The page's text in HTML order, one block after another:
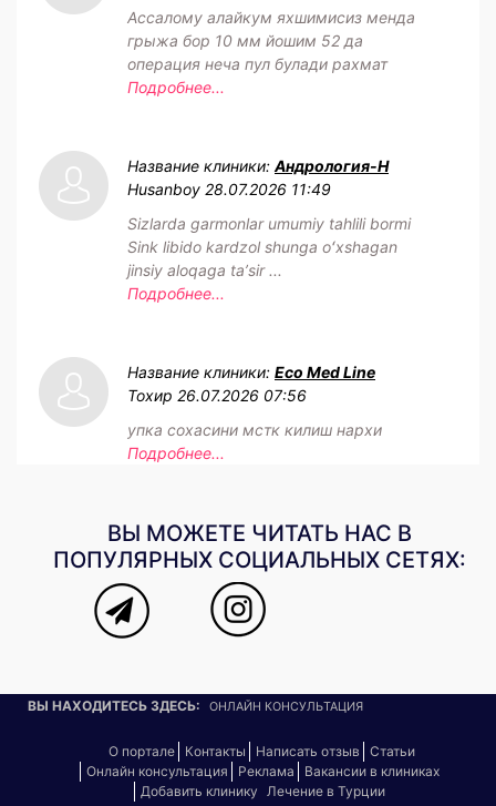
Ассалому алайкум яхшимисиз менда
грыжа бор 10 мм йошим 52 да
операция неча пул булади рахмат
Подробнее...
Название клиники: Андрология-Н
Husanboy 28.07.2026 11:49
Sizlarda garmonlar umumiy tahlili bormi
Sink libido kardzol shunga oʻxshagan
jinsiy aloqaga taʼsir ...
Подробнее...
Название клиники: Eco Med Line
Тохир 26.07.2026 07:56
упка сохасини мстк килиш нархи
Подробнее...
ВЫ МОЖЕТЕ ЧИТАТЬ НАС В
ПОПУЛЯРНЫХ СОЦИАЛЬНЫХ СЕТЯХ:
ВЫ НАХОДИТЕСЬ ЗДЕСЬ: ОНЛАЙН КОНСУЛЬТАЦИЯ
О портале Контакты Написать отзыв
Статьи
Онлайн консультация
Реклама
Вакансии в клиниках
Добавить клинику
Лечение в Турции